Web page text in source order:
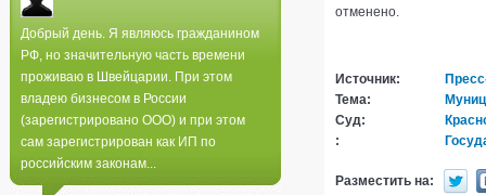
Полиция не нашла следов
поджога в лесах края
Добрый день. Я являюсь гражданином
РФ, но значительную часть времени
проживаю в Швейцарии. При этом
владею бизнесом в России
(зарегистрировано ООО) и при этом
сам зарегистрирован как ИП по
российским законам...
отменено.
Источник:
Тема:
Суд:
:
Разместить на: